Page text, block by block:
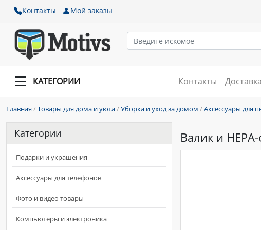
Контакты Мой заказы
КАТЕГОРИИ Контакты Доставка
Главная/Товары для дома и уюта/Уборка и уход за домом /Аксессуары для
Категории
Подарки и украшения
Аксессуары для телефонов
Фото и видео товары
Компьютеры и электроника
Валик и